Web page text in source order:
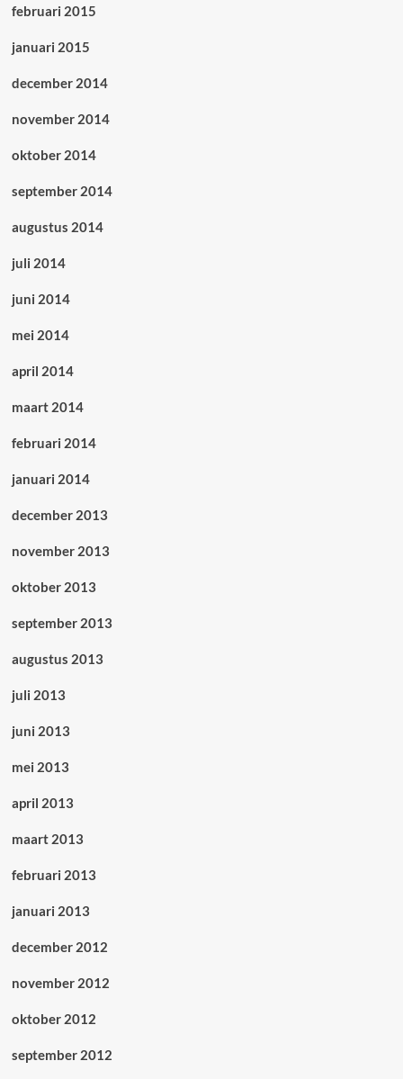
februari 2015
januari 2015
december 2014
november 2014
oktober 2014
september 2014
augustus 2014
juli 2014
juni 2014
mei 2014
april 2014
maart 2014
februari 2014
januari 2014
december 2013
november 2013
oktober 2013
september 2013
augustus 2013
juli 2013
juni 2013
mei 2013
april 2013
maart 2013
februari 2013
januari 2013
december 2012
november 2012
oktober 2012
september 2012